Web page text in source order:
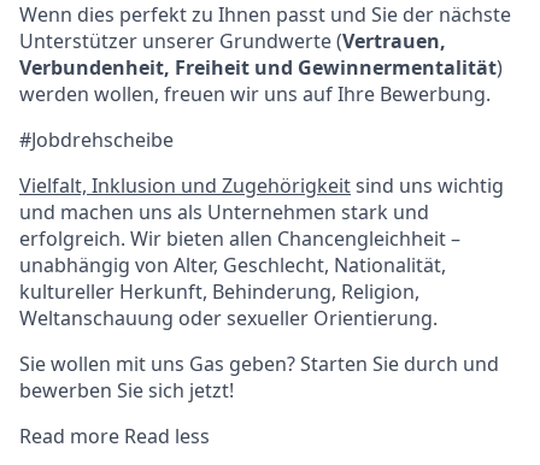
Wenn dies perfekt zu Ihnen passt und Sie der nächste
Unterstützer unserer Grundwerte (Vertrauen,
Verbundenheit, Freiheit und Gewinnermentalität)
werden wollen, freuen wir uns auf Ihre Bewerbung.
#Jobdrehscheibe
Vielfalt, Inklusion und Zugehörigkeitsind uns wichtig
und machen uns als Unternehmen stark und
erfolgreich. Wir bieten allen Chancengleichheit –
unabhängig von Alter, Geschlecht, Nationalität,
kultureller Herkunft, Behinderung, Religion,
Weltanschauung oder sexueller Orientierung.
Sie wollen mit uns Gas geben? Starten Sie durch und
bewerben Sie sich jetzt!
Read more Read less